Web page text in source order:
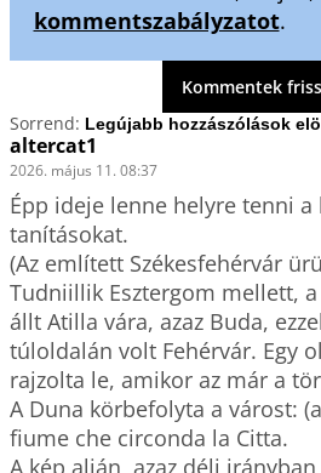
kommentszabályzatot.
Kommentek
Sorrend:
altercat1
2026. május 11. 08:37
Épp ideje lenne helyre tenni
tanításokat.
(Az említett Székesfehérvár
Tudniillik Esztergom mellett,
állt Atilla vára, azaz Buda,
túloldalán volt Fehérvár. Egy
rajzolta le, amikor az már a
A Duna körbefolyta a várost:
fiume che circonda la Citta.
A kép alján, azaz déli